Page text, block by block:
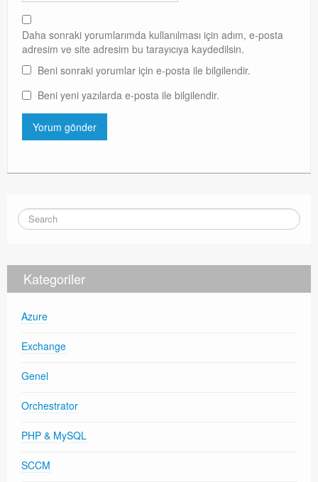
Daha sonraki yorumlarımda kullanılması için adım, e-posta
adresim ve site adresim bu tarayıcıya kaydedilsin.
Beni sonraki yorumlar için e-posta ile bilgilendir.
Beni yeni yazılarda e-posta ile bilgilendir.
Kategoriler
Azure
Exchange
Genel
Orchestrator
PHP & MySQL
SCCM